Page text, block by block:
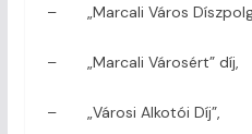
– „Marcali Város
– „Marcali Városért” díj,
– „Városi Alkotói Díj”,